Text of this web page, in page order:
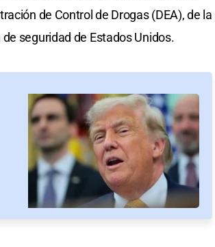
de Control de Drogas (DEA), de la
seguridad de Estados Unidos.